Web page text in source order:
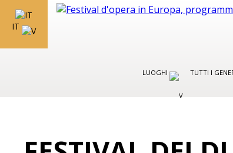
IT
LUOGHI TUTTI I